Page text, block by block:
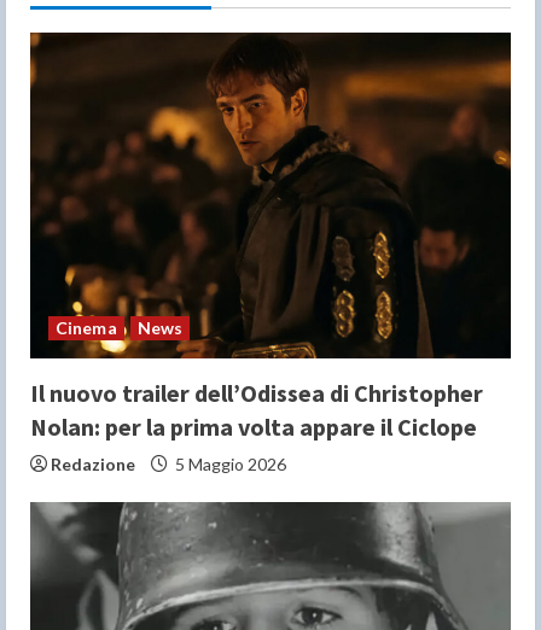
e
a
d
n
g
Cinema News
Il nuovo trailer dell’Odissea di Christopher
Nolan: per la prima volta appare il Ciclope
Redazione 5 Maggio 2026